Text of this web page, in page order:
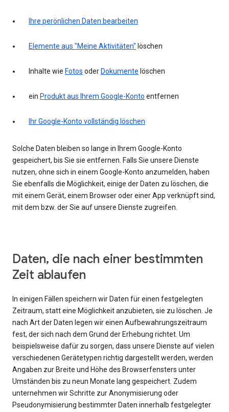
Ihre perönlichen Daten bearbeiten
Elemente aus "Meine Aktivitäten" löschen
Inhalte wie Fotos oder Dokumente löschen
ein Produkt aus Ihrem Google-Konto entfernen
Ihr Google-Konto vollständig löschen
Solche Daten bleiben so lange in Ihrem Google-Konto
gespeichert, bis Sie sie entfernen. Falls Sie unsere Dienste
nutzen, ohne sich in einem Google-Konto anzumelden, haben
Sie ebenfalls die Möglichkeit, einige der Daten zu löschen, die
mit einem Gerät, einem Browser oder einer App verknüpft sind,
mit dem bzw. der Sie auf unsere Dienste zugreifen.
Daten, die nach einer bestimmten
Zeit ablaufen
In einigen Fällen speichern wir Daten für einen festgelegten
Zeitraum, statt eine Möglichkeit anzubieten, sie zu löschen. Je
nach Art der Daten legen wir einen Aufbewahrungszeitraum
fest, der sich nach dem Grund der Erhebung richtet. Um
beispielsweise dafür zu sorgen, dass unsere Dienste auf vielen
verschiedenen Gerätetypen richtig dargestellt werden, werden
Angaben zur Breite und Höhe des Browserfensters unter
Umständen bis zu neun Monate lang gespeichert. Zudem
unternehmen wir Schritte zur Anonymisierung oder
Pseudonymisierung bestimmter Daten innerhalb festgelegter